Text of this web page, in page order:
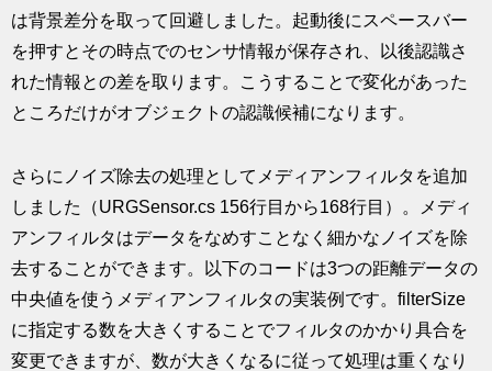
は背景差分を取って回避しました。起動後にスペースバー
を押すとその時点でのセンサ情報が保存され、以後認識さ
れた情報との差を取ります。こうすることで変化があった
ところだけがオブジェクトの認識候補になります。
さらにノイズ除去の処理としてメディアンフィルタを追加
しました（URGSensor.cs 156行目から168行目）。メディ
アンフィルタはデータをなめすことなく細かなノイズを除
去することができます。以下のコードは3つの距離データの
中央値を使うメディアンフィルタの実装例です。filterSize
に指定する数を大きくすることでフィルタのかかり具合を
変更できますが、数が大きくなるに従って処理は重くなり